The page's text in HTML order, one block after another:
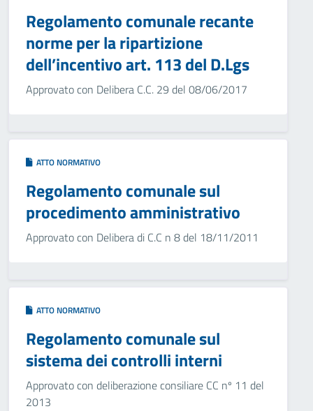
Regolamento comunale recante
norme per la ripartizione
dell’incentivo art. 113 del D.Lgs
Approvato con Delibera C.C. 29 del 08/06/2017
ATTO NORMATIVO
Regolamento comunale sul
procedimento amministrativo
Approvato con Delibera di C.C n 8 del 18/11/2011
ATTO NORMATIVO
Regolamento comunale sul
sistema dei controlli interni
Approvato con deliberazione consiliare CC nº 11 del
2013